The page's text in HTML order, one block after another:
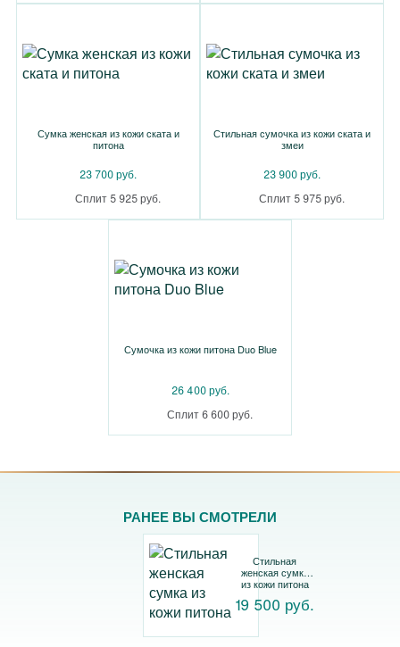
Сумка женская из кожи ската и
питона
23 700 руб.
Сплит 5 925 руб.
Стильная сумочка из кожи ската и
змеи
23 900 руб.
Сплит 5 975 руб.
Сумочка из кожи питона Duo Blue
26 400 руб.
Сплит 6 600 руб.
РАНЕЕ ВЫ СМОТРЕЛИ
Стильная
женская сумка
из кожи питона
19 500 руб.